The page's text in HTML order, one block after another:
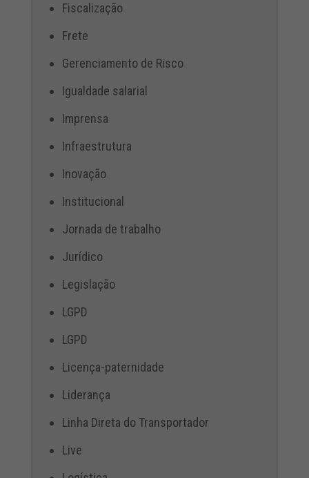
Fiscalização
Frete
Gerenciamento de Risco
Igualdade salarial
Imprensa
Infraestrutura
Inovação
Institucional
Jornada de trabalho
Jurídico
Legislação
LGPD
LGPD
Licença-paternidade
Liderança
Linha Direta do Transportador
Live